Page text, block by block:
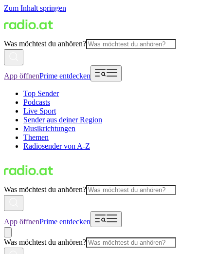
Zum Inhalt springen
Was möchtest du anhören?
App öffnenPrime entdecken
Top Sender
Podcasts
Live Sport
Sender aus deiner Region
Musikrichtungen
Themen
Radiosender von A-Z
Was möchtest du anhören?
App öffnenPrime entdecken
Was möchtest du anhören?